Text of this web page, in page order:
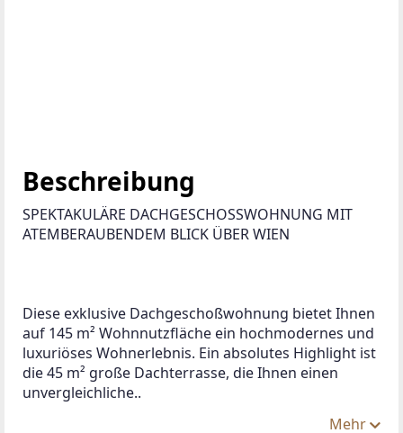
Beschreibung
SPEKTAKULÄRE DACHGESCHOSSWOHNUNG MIT
ATEMBERAUBENDEM BLICK ÜBER WIEN
Diese exklusive Dachgeschoßwohnung bietet Ihnen
auf 145 m² Wohnnutzfläche ein hochmodernes und
luxuriöses Wohnerlebnis. Ein absolutes Highlight ist
die 45 m² große Dachterrasse, die Ihnen einen
unvergleichliche..
Mehr